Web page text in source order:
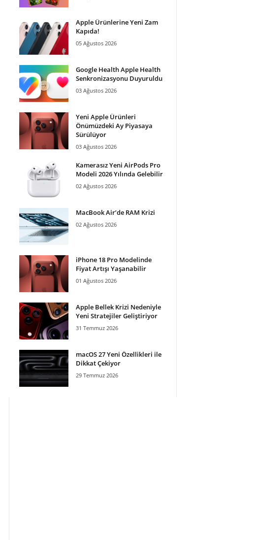
Apple Ürünlerine Yeni Zam
Kapıda!
05 Ağustos 2026
Google Health Apple Health
Senkronizasyonu Duyuruldu
03 Ağustos 2026
Yeni Apple Ürünleri
Önümüzdeki Ay Piyasaya
Sürülüyor
03 Ağustos 2026
Kamerasız Yeni AirPods Pro
Modeli 2026 Yılında Gelebilir
02 Ağustos 2026
MacBook Air’de RAM Krizi
02 Ağustos 2026
iPhone 18 Pro Modelinde
Fiyat Artışı Yaşanabilir
01 Ağustos 2026
Apple Bellek Krizi Nedeniyle
Yeni Stratejiler Geliştiriyor
31 Temmuz 2026
macOS 27 Yeni Özellikleri ile
Dikkat Çekiyor
29 Temmuz 2026